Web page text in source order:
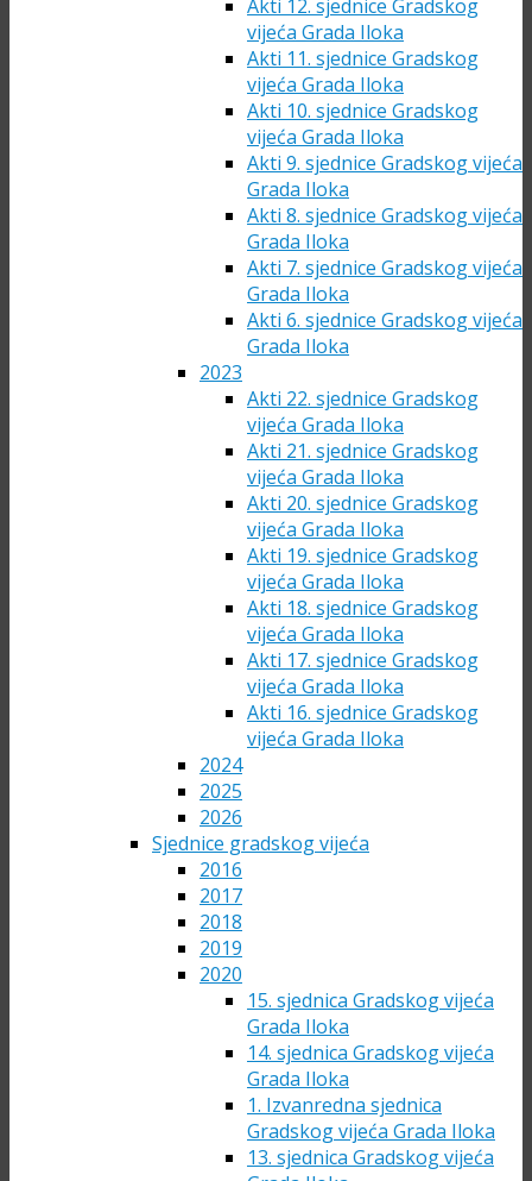
Akti 12. sjednice Gradskog
vijeća Grada Iloka
Akti 11. sjednice Gradskog
vijeća Grada Iloka
Akti 10. sjednice Gradskog
vijeća Grada Iloka
Akti 9. sjednice Gradskog vijeća
Grada Iloka
Akti 8. sjednice Gradskog vijeća
Grada Iloka
Akti 7. sjednice Gradskog vijeća
Grada Iloka
Akti 6. sjednice Gradskog vijeća
Grada Iloka
2023
Akti 22. sjednice Gradskog
vijeća Grada Iloka
Akti 21. sjednice Gradskog
vijeća Grada Iloka
Akti 20. sjednice Gradskog
vijeća Grada Iloka
Akti 19. sjednice Gradskog
vijeća Grada Iloka
Akti 18. sjednice Gradskog
vijeća Grada Iloka
Akti 17. sjednice Gradskog
vijeća Grada Iloka
Akti 16. sjednice Gradskog
vijeća Grada Iloka
2024
2025
2026
Sjednice gradskog vijeća
2016
2017
2018
2019
2020
15. sjednica Gradskog vijeća
Grada Iloka
14. sjednica Gradskog vijeća
Grada Iloka
1. Izvanredna sjednica
Gradskog vijeća Grada Iloka
13. sjednica Gradskog vijeća